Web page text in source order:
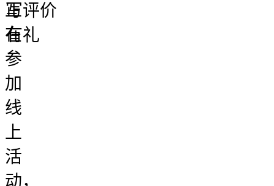
正
在
参
加
线
上
活
动，
写评价
有礼